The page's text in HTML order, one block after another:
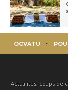
OOVATU
Actualités, coups de